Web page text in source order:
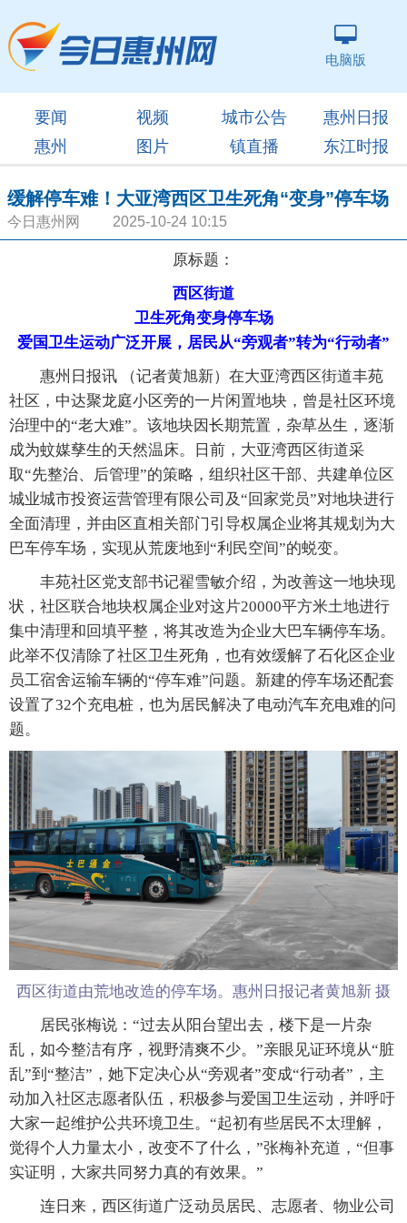
电脑版
要闻 视频 城市公告
惠州日报
惠州
图片 镇直播 东江时报
缓解停车难！大亚湾西区卫生死角“变身”停车场
今日惠州网 2025-10-24 10:15
原标题：
西区街道
卫生死角变身停车场
爱国卫生运动广泛开展，居民从“旁观者”转为“行动者”
惠州日报讯 （记者黄旭新）在大亚湾西区街道丰苑
社区，中达聚龙庭小区旁的一片闲置地块，曾是社区环境
治理中的“老大难”。该地块因长期荒置，杂草丛生，逐渐
成为蚊媒孳生的天然温床。日前，大亚湾西区街道采
取“先整治、后管理”的策略，组织社区干部、共建单位区
城业城市投资运营管理有限公司及“回家党员”对地块进行
全面清理，并由区直相关部门引导权属企业将其规划为大
巴车停车场，实现从荒废地到“利民空间”的蜕变。
丰苑社区党支部书记翟雪敏介绍，为改善这一地块现
状，社区联合地块权属企业对这片20000平方米土地进行
集中清理和回填平整，将其改造为企业大巴车辆停车场。
此举不仅清除了社区卫生死角，也有效缓解了石化区企业
员工宿舍运输车辆的“停车难”问题。新建的停车场还配套
设置了32个充电桩，也为居民解决了电动汽车充电难的问
题。
西区街道由荒地改造的停车场。惠州日报记者黄旭新 摄
居民张梅说：“过去从阳台望出去，楼下是一片杂
乱，如今整洁有序，视野清爽不少。”亲眼见证环境从“脏
乱”到“整洁”，她下定决心从“旁观者”变成“行动者”，主
动加入社区志愿者队伍，积极参与爱国卫生运动，并呼吁
大家一起维护公共环境卫生。“起初有些居民不太理解，
觉得个人力量太小，改变不了什么，”张梅补充道，“但事
实证明，大家共同努力真的有效果。”
连日来，西区街道广泛动员居民、志愿者、物业公司